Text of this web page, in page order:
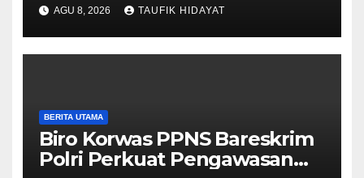
Ibu Kota
AGU 8, 2026 TAUFIK HIDAYAT
BERITA UTAMA
Biro Korwas PPNS Bareskrim
Polri Perkuat Pengawasan